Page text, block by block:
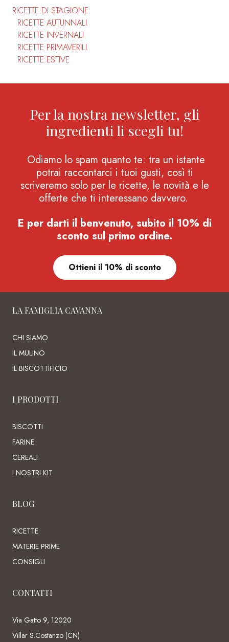
RICETTE DI STAGIONE
RICETTE AUTUNNALI
RICETTE INVERNALI
RICETTE PRIMAVERILI
RICETTE ESTIVE
Per la nostra newsletter, gli
ingredienti li scegli tu!
Odiamo lo spam quanto te: tra un istante
potrai raccontarci i tuoi gusti, così ti
scriveremo solo per le ricette, le novità e le
offerte che ti interessano davvero.
E per darti il benvenuto, subito il 10% di
sconto sul primo ordine.
Ottieni il 10% di sconto
LA FAMIGLIA CAVANNA
CHI SIAMO
IL MULINO
IL BISCOTTIFICIO
I PRODOTTI
BISCOTTI
FARINE
CEREALI
I NOSTRI KIT
BLOG
RICETTE
MATERIE PRIME
CONSIGLI
CONTATTI
Via Gatto 9, 12020
Villar S.Costanzo (CN)